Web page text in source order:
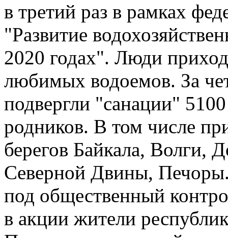
в третий раз в рамках
"Развитие
2020 годах". Люди
любимых водоемов. За
подвергли "санации"
родников. В том числе
берегов Байкала, Волги,
Северной Двины,
под общественный
в акции жители